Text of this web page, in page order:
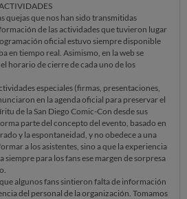
quejas que nos han sido transmitidas
de las actividades que tuvieron lugar
oficial estuvo siempre disponible
en tiempo real. Asimismo, en la web se
horario de cierre de cada uno de los
especiales (firmas, presentaciones,
en la agenda oficial para preservar el
de la San Diego Comic-Con desde sus
parte del concepto del evento, basado en
y la espontaneidad, y no obedece a una
a los asistentes, sino a que la experiencia
siempre para los fans ese margen de sorpresa
algunos fans sintieron falta de información
del personal de la organización. Tomamos